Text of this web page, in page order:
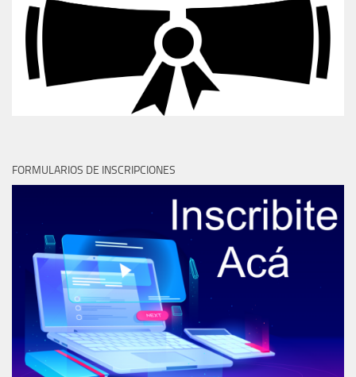
FORMULARIOS DE INSCRIPCIONES